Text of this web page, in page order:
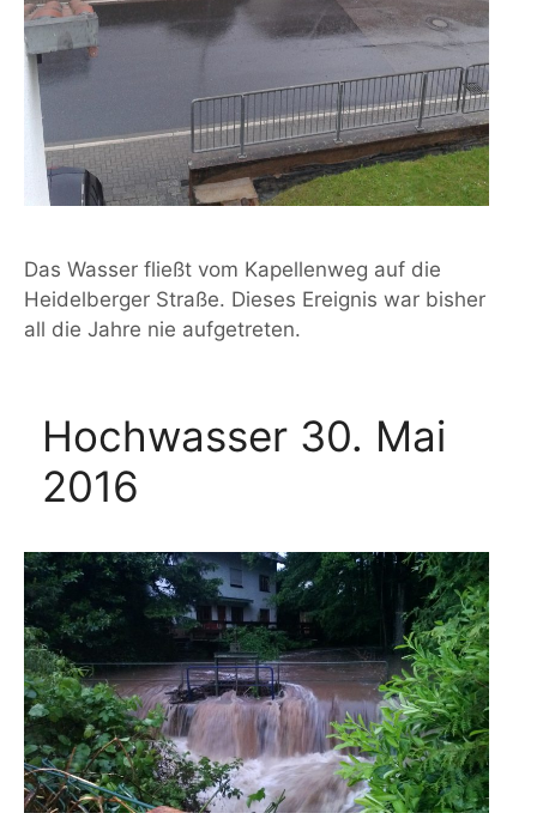
Das Wasser fließt vom Kapellenweg auf die
Heidelberger Straße. Dieses Ereignis war bisher
all die Jahre nie aufgetreten.
Hochwasser 30. Mai
2016